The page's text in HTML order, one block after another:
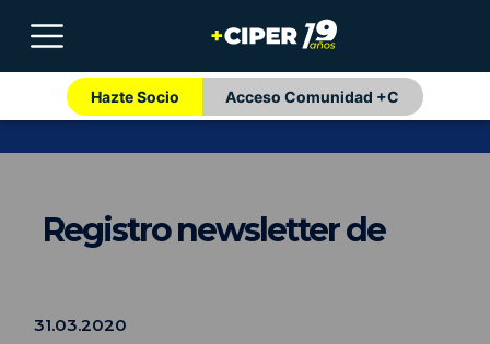
Hazte Socio Acceso Comunidad +C
Registro newsletter de
31.03.2020